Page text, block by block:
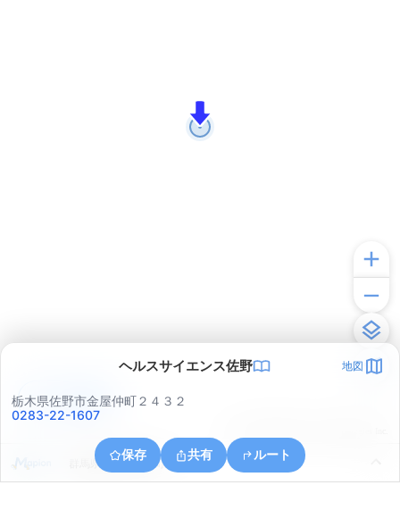
ヘルスサイエンス佐野 地図
栃木県佐野市金屋仲町２４３２
0283-22-1607
保存 共有 ルート
群馬県館林市大島町
アプリで見る